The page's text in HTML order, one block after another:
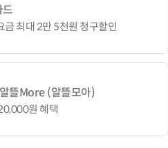
드
금 최대 2만 5천원 청구할인
뜰More (알뜰모아)
원 혜택